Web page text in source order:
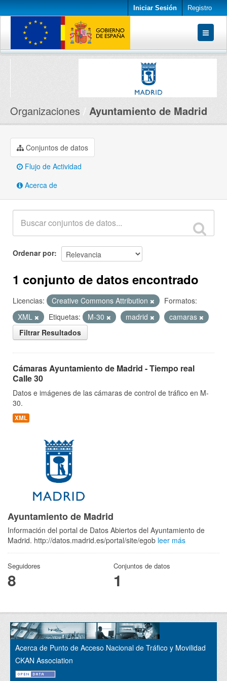
Iniciar Sesión Registro
Conjuntos de datos
Organizaciones Ayuntamiento de Madrid
Conjuntos de datos
Flujo de Actividad
Acerca de
Ordenar por
1 conjunto de datos encontrado
Licencias: Creative Commons Attribution
Formatos:
XML
Etiquetas: M-30 madrid
camaras
Filtrar Resultados
Cámaras Ayuntamiento de Madrid - Tiempo real
Calle 30
Datos e imágenes de las cámaras de control de tráfico en M-
30.
XML
Ayuntamiento de Madrid
Información del portal de Datos Abiertos del Ayuntamiento de
Madrid. http://datos.madrid.es/portal/site/egob leer más
Seguidores
8
Conjuntos de datos
1
Acerca de Punto de Acceso Nacional de Tráfico y Movilidad
CKAN Association